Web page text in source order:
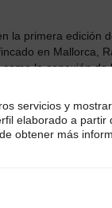
la primera edición
en Mallorca,
la conexión de
internacionales en
disfruta en la
nos cuenta
servicios y
elaborado a partir
obtener más